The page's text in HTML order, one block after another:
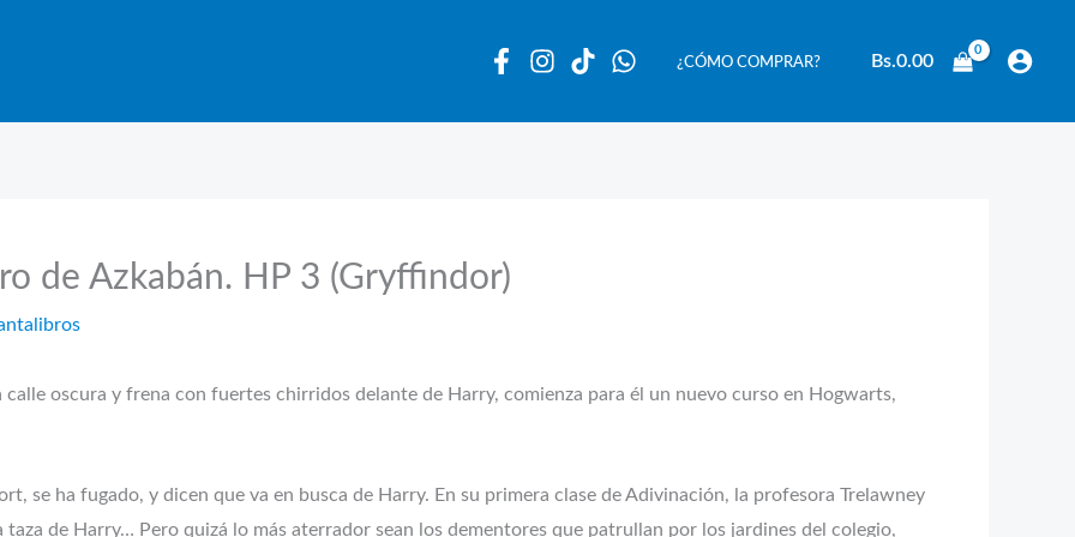
¿CÓMO COMPRAR? Bs.0.00
de Azkabán. HP 3 (Gryffindor)
oscura y frena con fuertes chirridos delante de Harry, comienza para él un nuevo curso en Hogwarts,
se ha fugado, y dicen que va en busca de Harry. En su primera clase de Adivinación, la profesora Trelawney
de Harry… Pero quizá lo más aterrador sean los dementores que patrullan por los jardines del colegio,